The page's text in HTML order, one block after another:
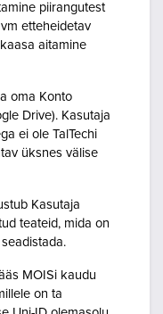
piirangutest
etteheidetav
aitamine
oma Konto
Drive). Kasutaja
ei ole TalTechi
üksnes välise
Kasutaja
teateid, mida on
MOISi kaudu
on ta